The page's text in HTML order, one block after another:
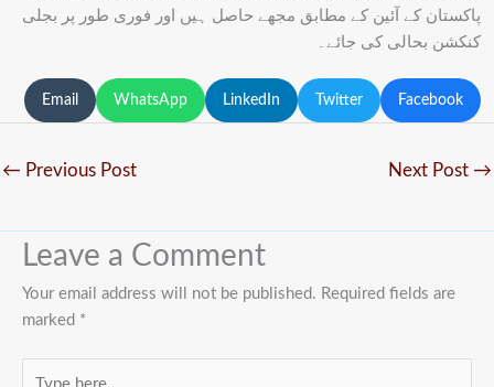
پاکستان کے آئین کے مطابق مجھے حاصل ہیں اور فوری طور پر بجلی
کنکشن بحالی کی جائے۔
Facebook
Twitter
LinkedIn
WhatsApp
Email
← Previous Post Next Post →
Leave a Comment
Your email address will not be published. Required fields are
marked *